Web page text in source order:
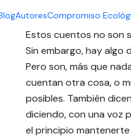
AutoresCompromiso
DESCRIPCIÓN
Estos cuentos no son
Sin embargo, hay algo
Pero son, más que
cuentan otra cosa, o
posibles. También
diciendo, con una voz
el principio